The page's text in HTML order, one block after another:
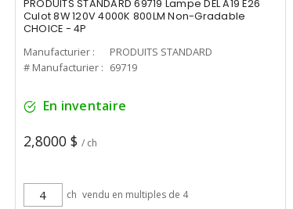
PRODUITS STANDARD 69719 Lampe DEL A19 E26
Culot 8W 120V 4000K 800LM Non-Gradable
CHOICE - 4P
Manufacturier :
PRODUITS STANDARD
# Manufacturier : 69719
En inventaire
2,8000 $ / ch
ch vendu en multiples de 4